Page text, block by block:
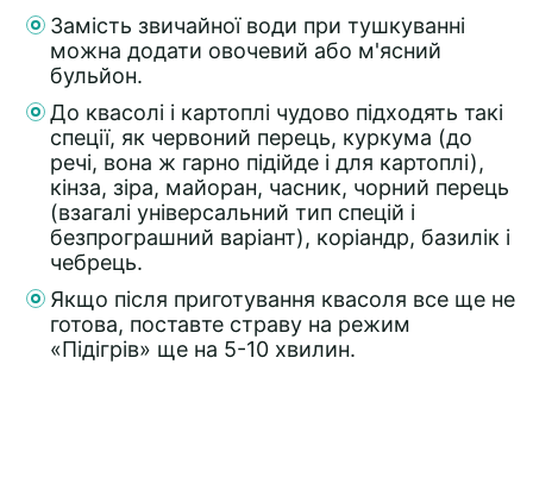
Замість звичайної води при тушкуванні
можна додати овочевий або м'ясний
бульйон.
До квасолі і картоплі чудово підходять такі
спеції, як червоний перець, куркума (до
речі, вона ж гарно підійде і для картоплі),
кінза, зіра, майоран, часник, чорний перець
(взагалі універсальний тип спецій і
безпрограшний варіант), коріандр, базилік і
чебрець.
Якщо після приготування квасоля все ще не
готова, поставте страву на режим
«Підігрів» ще на 5-10 хвилин.